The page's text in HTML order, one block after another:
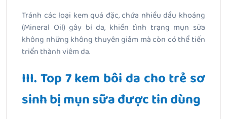
Tránh các loại kem quá đặc, chứa nhiều dầu khoáng
(Mineral Oil) gây bí da, khiến tình trạng mụn sữa
không những không thuyên giảm mà còn có thể tiến
triển thành viêm da.
III. Top 7 kem bôi da cho trẻ sơ
sinh bị mụn sữa được tin dùng